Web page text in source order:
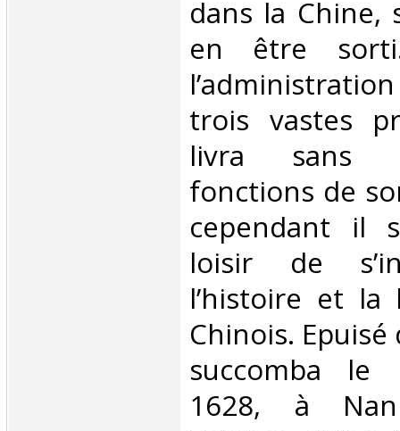
dans la Chine,
en être
trois vastes
livra sans
fonctions de
cependant il
loisir de
l’histoire et
Chinois.
succomba le
1628, à